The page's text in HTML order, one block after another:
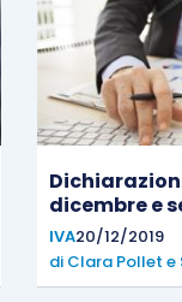
dicembre e
IVA20/12/2019
di Clara Pollet e